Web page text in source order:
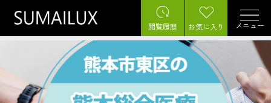
閲覧履歴 お気に入り メニュー